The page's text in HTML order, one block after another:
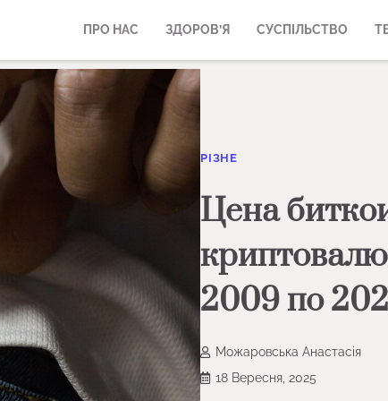
ПРО НАС ЗДОРОВ’Я СУСПІЛЬСТВО
РІЗНЕ
Цена
2009 по
Можаровська Анастасія
18 Вересня, 2025